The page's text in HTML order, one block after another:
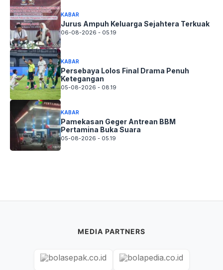
KABAR
Jurus Ampuh Keluarga Sejahtera Terkuak
06-08-2026 - 05.19
KABAR
Persebaya Lolos Final Drama Penuh
Ketegangan
05-08-2026 - 08.19
KABAR
Pamekasan Geger Antrean BBM
Pertamina Buka Suara
05-08-2026 - 05.19
MEDIA PARTNERS